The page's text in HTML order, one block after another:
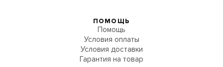
ПОМОЩЬ
Помощь
Условия оплаты
Условия доставки
Гарантия на товар